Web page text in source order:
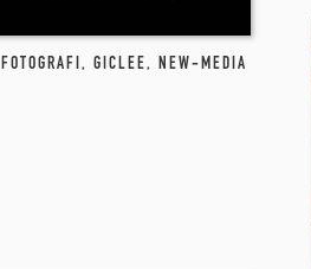
FOTOGRAFI, GICLEE, NEW-MEDIA